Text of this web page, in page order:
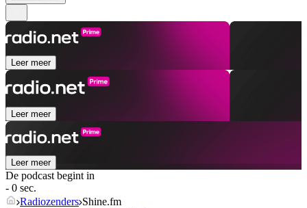
Leer meer
Leer meer
Leer meer
De podcast begint in
- 0 sec.
Radiozenders Shine.fm